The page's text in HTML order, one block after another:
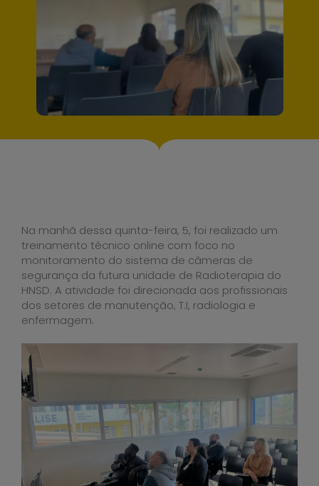
Na manhã dessa quinta-feira, 5, foi realizado um
treinamento técnico online com foco no
monitoramento do sistema de câmeras de
segurança da futura unidade de Radioterapia do
HNSD. A atividade foi direcionada aos profissionais
dos setores de manutenção, T.I, radiologia e
enfermagem.